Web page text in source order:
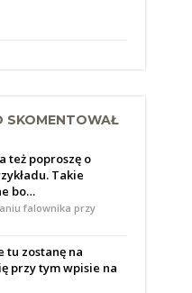
SKOMENTOWAŁ
też poproszę o
Takie
bo…
falownika przy
tu zostanę na
przy tym wpisie na